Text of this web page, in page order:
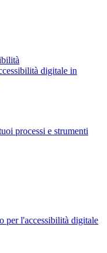
digitale in
processi e strumenti
per l'accessibilità digitale